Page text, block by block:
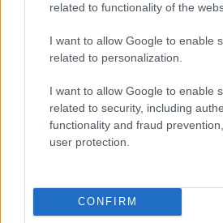
related to functionality of the
I want to allow Google to enable
related to personalization.
I want to allow Google to enable
related to security, including
functionality and fraud
user protection.
CONFIRM
szabályzatot!
megtelik élettel, sporttal és